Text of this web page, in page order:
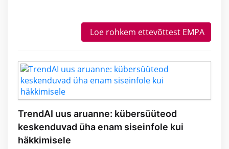
Loe rohkem ettevõttest EMPA
TrendAI uus aruanne: kübersüüteod
keskenduvad üha enam siseinfole kui
häkkimisele